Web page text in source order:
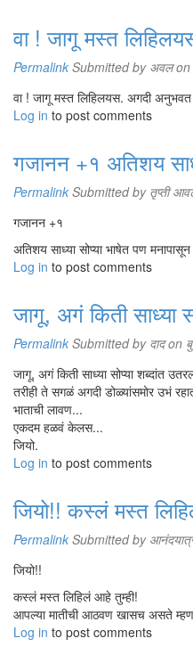
वा ! जागू मस्त
Permalink Submitted by अवलon
वा ! जागू मस्त लिहिलयस. अगदी
Log in to post comments
गजानन +१ अतिशय
Permalink Submitted by तृप्ती
गजानन +१
अतिशय साध्या सोप्या भाषेत पण
Log in to post comments
जागू, अगं किती साध्या
Permalink Submitted by दादon
जागू, अगं किती साध्या सोप्या शब्दांत
तरीही ते सगळं अगदी डोळ्यांसमोर उभं
भाताची लावण...
एकदम हळवं केलस...
जियो.
Log in to post comments
जियो!! कस्लं मस्त
Permalink Submitted by
जियो!!
कस्लं मस्त लिहिलं आहे तुम्ही!
आपल्या मातीची आठवण खासच असते
Log in to post comments